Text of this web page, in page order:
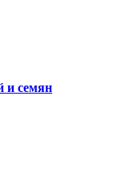
и семян